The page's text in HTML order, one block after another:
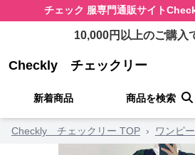
チェック 服専門通販サイト
10,000円以上のご購入
Checkly チェックリー
新着商品 商品を検索
Checkly チェックリー TOP › ワンピ